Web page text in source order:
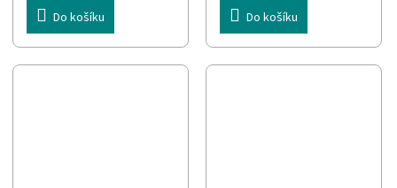
Do košíku Do košíku